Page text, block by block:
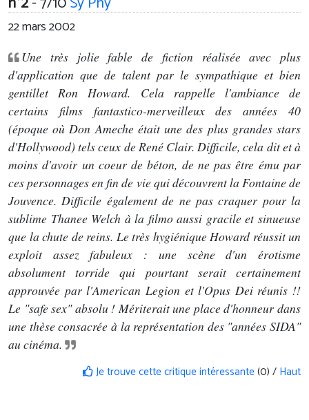
22 mars 2002
Une très jolie fable de fiction réalisée avec plus
d'application que de talent par le sympathique et bien
gentillet Ron Howard. Cela rappelle l'ambiance de
certains films fantastico-merveilleux des années 40
(époque où Don Ameche était une des plus grandes stars
d'Hollywood) tels ceux de René Clair. Difficile, cela dit et à
moins d'avoir un coeur de béton, de ne pas être ému par
ces personnages en fin de vie qui découvrent la Fontaine de
Jouvence. Difficile également de ne pas craquer pour la
sublime Thanee Welch à la filmo aussi gracile et sinueuse
que la chute de reins. Le très hygiénique Howard réussit un
exploit assez fabuleux : une scène d'un érotisme
absolument torride qui pourtant serait certainement
approuvée par l'American Legion et l'Opus Dei réunis !!
Le "safe sex" absolu ! Mériterait une place d'honneur dans
une thèse consacrée à la représentation des "années SIDA"
au cinéma.
Je trouve cette critique intéressante(0) / Haut